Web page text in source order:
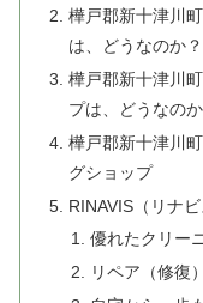
樺戸郡新十津川
は、どうなのか？
樺戸郡新十津川
プは、どうなのか
樺戸郡新十津川
グショップ
RINAVIS（リナ
優れたクリー
リペア（修復